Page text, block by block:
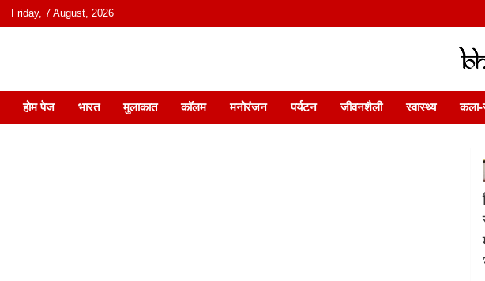
content
Friday, 7 August, 2026
हिंदी में समाचार, विचार, ऑडियो, वीडियो और फ़ीचर. भारत बोलेगा हिंदी
होम पेज भारत मुलाकात कॉलम मनोरंजन पर्यटन जीवनशैली स्वास्थ्य कला-